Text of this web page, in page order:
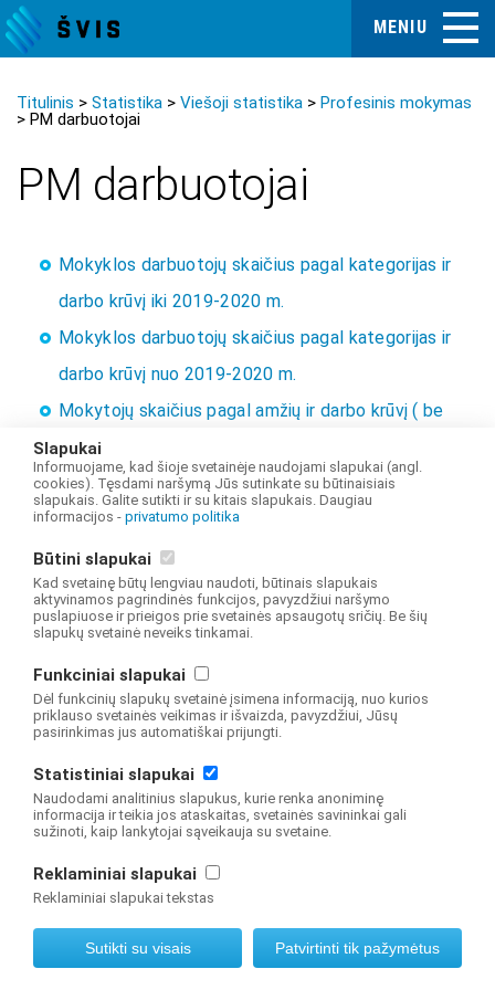
MENIU
Titulinis Statistika Viešoji statistika
Profesinis mokymas
PM darbuotojai
PM darbuotojai
Mokyklos darbuotojų skaičius pagal kategorijas ir
darbo krūvį iki 2019-2020 m.
Mokyklos darbuotojų skaičius pagal kategorijas ir
darbo krūvį nuo 2019-2020 m.
Mokytojų skaičius pagal amžių ir darbo krūvį ( be
mokyklos vadovų)
Profesijos mokytojų skaičius pagal amžių ir darbo
krūvį ( be mokyklos vadovų)
Mokyklos vadovų amžius
© 2019 NŠA Švietimo valdymo informacinė sistema Visos teisės saugomos
Slapukai
Informuojame, kad šioje svetainėje naudojami slapukai (angl.
cookies). Tęsdami naršymą Jūs sutinkate su būtinaisiais
slapukais. Galite sutikti ir su kitais slapukais. Daugiau
informacijos - privatumo politika
Būtini slapukai
Kad svetainę būtų lengviau naudoti, būtinais slapukais
aktyvinamos pagrindinės funkcijos, pavyzdžiui naršymo
puslapiuose ir prieigos prie svetainės apsaugotų sričių. Be šių
slapukų svetainė neveiks tinkamai.
Funkciniai slapukai
Dėl funkcinių slapukų svetainė įsimena informaciją, nuo kurios
priklauso svetainės veikimas ir išvaizda, pavyzdžiui, Jūsų
pasirinkimas jus automatiškai prijungti.
Statistiniai slapukai
Naudodami analitinius slapukus, kurie renka anoniminę
informacija ir teikia jos ataskaitas, svetainės savininkai gali
sužinoti, kaip lankytojai sąveikauja su svetaine.
Reklaminiai slapukai
Reklaminiai slapukai tekstas
Sutikti su visais Patvirtinti tik pažymėtus